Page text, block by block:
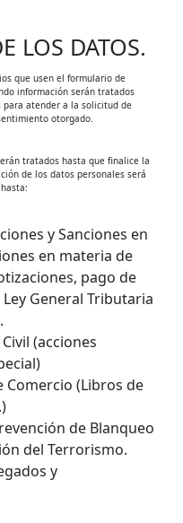
LOS DATOS.
que usen el formulario de
información serán tratados
atender a la solicitud de
otorgado.
tratados hasta que finalice la
de los datos personales será
y Sanciones en
en materia de
pago de
General Tributaria
(acciones
Comercio (Libros de
de Blanqueo
del Terrorismo.
y